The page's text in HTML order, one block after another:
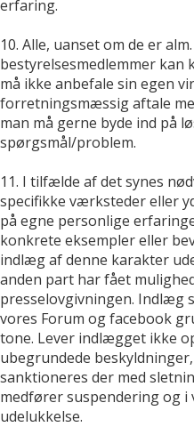
erfaring.
10. Alle, uanset om de er
bestyrelsesmedlemmer kan
må ikke anbefale sin egen
forretningsmæssig aftale
man må gerne byde ind på
spørgsmål/problem.
11. I tilfælde af det synes
specifikke værksteder eller
på egne personlige
konkrete eksempler eller
indlæg af denne karakter
anden part har fået
presselovgivningen. Indlæg
vores Forum og facebook
tone. Lever indlægget ikke
ubegrundede
sanktioneres der med
medfører suspendering og
udelukkelse.